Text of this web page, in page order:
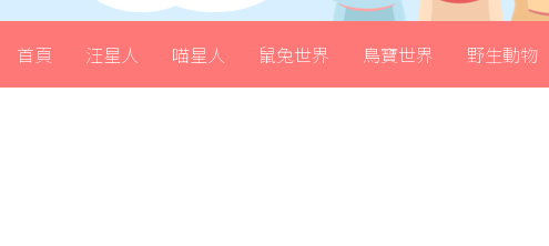
首頁 汪星人 喵星人 鼠兔世界 鳥寶世界 野生動物